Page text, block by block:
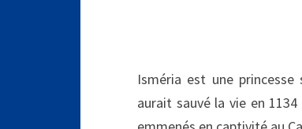
Isméria est une
aurait sauvé la vie en